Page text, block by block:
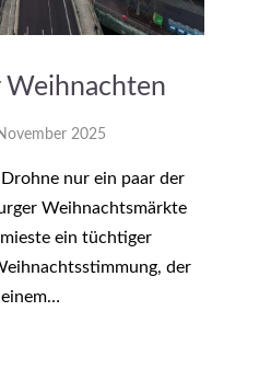
Weihnachten
2025
nur ein paar der
Weihnachtsmärkte
ein tüchtiger
der